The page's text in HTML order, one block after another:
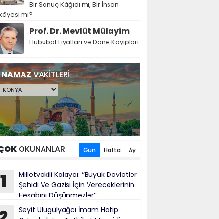
Bir Sonuç Kâğıdı mı, Bir İnsan
mi?
Prof. Dr. Mevlüt Mülayim
Hububat Fiyatları ve Dane Kayıpları
NAMAZVAKİTLERİ
OKUNANLAR Gün Hafta Ay
1
Milletvekili Kalaycı: ‘’Büyük Devletler
Şehidi Ve Gazisi İçin Vereceklerinin
Hesabını Düşünmezler’’
Seyit Ulugülyağcı İmam Hatip